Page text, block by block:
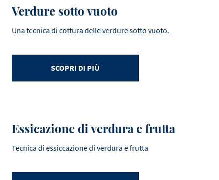
Verdure sotto vuoto
Una tecnica di cottura delle verdure sotto vuoto.
SCOPRI DI PIÙ
Essicazione di verdura e frutta
Tecnica di essiccazione di verdura e frutta